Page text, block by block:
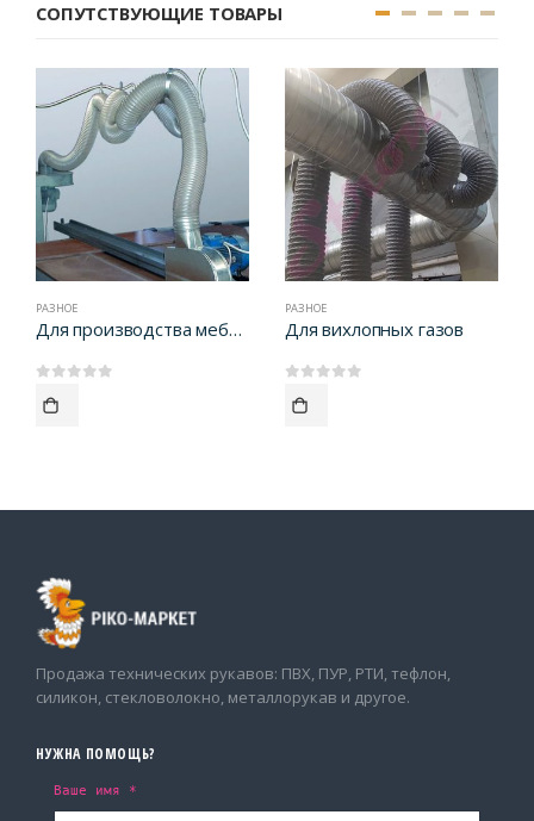
СОПУТСТВУЮЩИЕ ТОВАРЫ
РАЗНОЕ
Для производства мебели
РАЗНОЕ
Для вихлопных газов
Продажа технических рукавов: ПВХ, ПУР, РТИ, тефлон,
силикон, стекловолокно, металлорукав и другое.
НУЖНА ПОМОЩЬ?
Ваше имя *